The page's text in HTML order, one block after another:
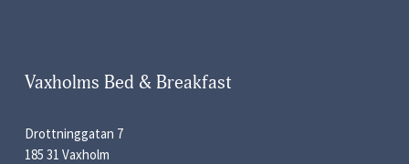
e
e
Vaxholms Bed & Breakfast
Drottninggatan 7
185 31 Vaxholm